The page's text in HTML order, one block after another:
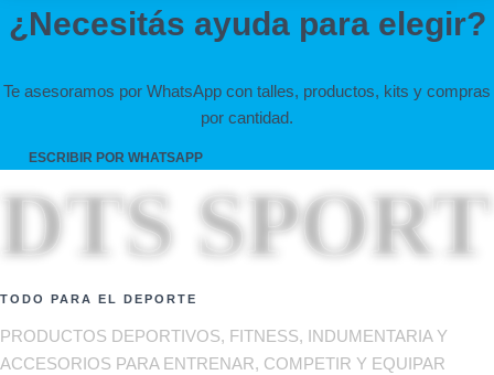
d
2
9
5
s
t
¿Necesitás ayuda para elegir?
Te asesoramos por WhatsApp con talles, productos, kits y compras
por cantidad.
ESCRIBIR POR WHATSAPP
DTS SPORT
TODO PARA EL DEPORTE
PRODUCTOS DEPORTIVOS, FITNESS, INDUMENTARIA Y
ACCESORIOS PARA ENTRENAR, COMPETIR Y EQUIPAR